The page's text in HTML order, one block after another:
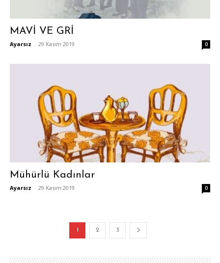
MAVİ VE GRİ
Ayarsız - 29 Kasım 2019 0
Mühürlü Kadınlar
Ayarsız - 29 Kasım 2019 0
1 2 3